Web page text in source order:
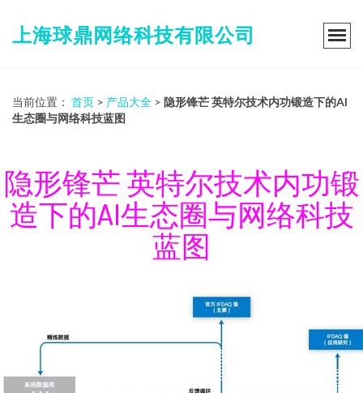
上海球鼎网络科技有限公司
当前位置： 首页 > 产品大全 > 隐形锋芒 英特尔技术内功锻造下的AI
生态圈与网络科技蓝图
隐形锋芒 英特尔技术内功锻
造下的AI生态圈与网络科技
蓝图